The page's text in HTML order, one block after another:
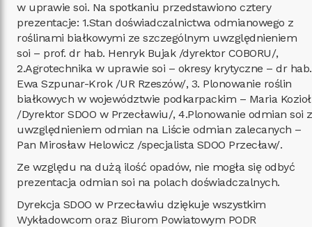
w uprawie soi. Na spotkaniu przedstawiono cztery
prezentacje: 1.Stan doświadczalnictwa odmianowego z
roślinami białkowymi ze szczególnym uwzględnieniem
soi – prof. dr hab. Henryk Bujak /dyrektor COBORU/,
2.Agrotechnika w uprawie soi – okresy krytyczne – dr hab.
Ewa Szpunar-Krok /UR Rzeszów/, 3. Plonowanie roślin
białkowych w województwie podkarpackim – Maria Kozioł
/Dyrektor SDOO w Przecławiu/, 4.Plonowanie odmian soi z
uwzględnieniem odmian na Liście odmian zalecanych –
Pan Mirosław Helowicz /specjalista SDOO Przecław/.
Ze względu na dużą ilość opadów, nie mogła się odbyć
prezentacja odmian soi na polach doświadczalnych.
Dyrekcja SDOO w Przecławiu dziękuje wszystkim
Wykładowcom oraz Biurom Powiatowym PODR